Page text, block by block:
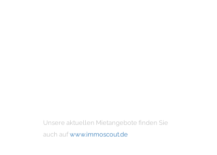
Unsere aktuellen Mietangebote finden Sie
auch auf www.immoscout.de